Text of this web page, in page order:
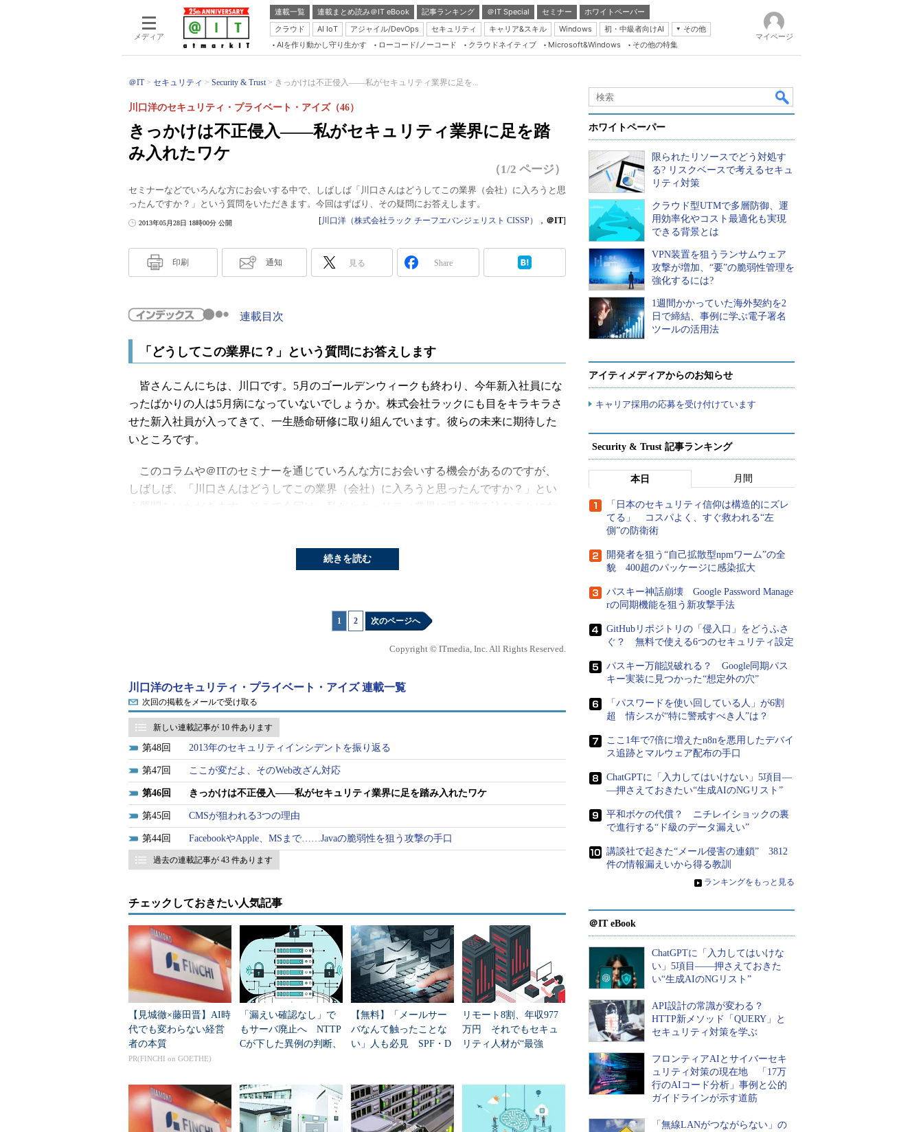
メディア
連載一覧 連載まとめ読み＠IT eBook 記事ランキング ＠IT Special セミナー
ホワイトペーパー
クラウド
AI IoT アジャイル/DevOps セキュリティ キャリア&スキル Windows 初・中級者向けAI
その他
Server & Storage
Java Agile
Database Expert
Linux ＆ OSS
Master of IP Network
Security & Trust
Test & Tools
Insider.NET
AIを作り動かし守り生かす ローコード/ノーコード クラウドネイティブ Microsoft&Windows その他の特集
マイページ
＠IT セキュリティ Security & Trust きっかけは不正侵入――私がセキュリティ業界に足を...
きっかけは不正侵入――私がセキュリティ業界に足を踏
み入れたワケ
川口洋のセキュリティ・プライベート・アイズ（46）
（1/2 ページ）
セミナーなどでいろんな方にお会いする中で、しばしば「川口さんはどうしてこの業界（会社）に入ろうと思
ったんですか？」という質問をいただきます。今回はずばり、その疑問にお答えします。
2013年05月28日 18時00分 公開 [川口洋（株式会社ラック チーフエバンジェリスト CISSP） ， ＠IT]
印刷 通知 見る Share
連載目次
「どうしてこの業界に？」という質問にお答えします
皆さんこんにちは、川口です。5月のゴールデンウィークも終わり、今年新入社員にな
ったばかりの人は5月病になっていないでしょうか。株式会社ラックにも目をキラキラさ
せた新入社員が入ってきて、一生懸命研修に取り組んでいます。彼らの未来に期待した
いところです。
このコラムや＠ITのセミナーを通じていろんな方にお会いする機会があるのですが、
しばしば、「川口さんはどうしてこの業界（会社）に入ろうと思ったんですか？」とい
きっかけは、大学院時代の不正侵入
不正侵入です。これを機に、セキュリティを意識するようになりました。
当時、私が所属する研究室では、大学院生がシステムを管理する伝統となっていまし
ログを眺めていたところ、ふとあるメールが目に留まりました。
誰かサーバで sn1ffer というプログラムを動かしていますか？
サーバが /dev/xdd21/sn1ff/sn1ffer というプログラムが多数動いて過負荷に
なっていたので再起動しておきました。
知っている人は教えてください。
1カ月前に、研究室の先生がサーバの負荷状態についてこのようなメールを送っていた
のです。そのメールが送られた当時、私は学部生で卒業論文作成に追われていたうえ、
先輩の管理者が在籍していたこともあって全く気に留めていませんでした。しかし、こ
のときは「sn1ffer」という名前がひっかかったのです。
もじったものです。春休みの間に有り余る時間を使ってネットの海を泳いでいる間に
「Shadow Penguin Security」（懐かしい人もいることでしょう）などを見ていたおかげ
で、snifferという盗聴プログラムが存在することをたまたま知っていたのです。
「盗聴？ え？ そんなことあるの？」と軽くパニックになった私は、問題のサーバにロ
グインしてみました。いくつかコマンドをたたいて調べてみた結果は以下のようなもの
でした。
/dev/xdd21/というディレクトリは/devディレクトリで lsコマンドを実行しても表示さ
れない
その非表示ディレクトリ（/dev/xdd21/）にいくつかのプログラムが配置されている
ls、ps、pstree、netstatなどのプログラムが配置されている（トロイの木馬と推定）
続きを読む
1 2 次のページへ
Copyright © ITmedia, Inc. All Rights Reserved.
川口洋のセキュリティ・プライベート・アイズ 連載一覧
次回の掲載をメールで受け取る
新しい連載記事が 10 件あります
48 2013年のセキュリティインシデントを振り返る
47 ここが変だよ、そのWeb改ざん対応
46 きっかけは不正侵入――私がセキュリティ業界に足を踏み入れたワケ
45 CMSが狙われる3つの理由
44 FacebookやApple、MSまで……Javaの脆弱性を狙う攻撃の手口
過去の連載記事が 43 件あります
チェックしておきたい人気記事
【見城徹×藤田晋】AI時
代でも変わらない経営
者の本質
PR(FINCHI on GOETHE)
「漏えい確認なし」で
もサーバ廃止へ NTTP
Cが下した異例の判断、
【無料】「メールサー
バなんて触ったことな
い」人も必見 SPF・D
ジ
リモート8割、年収977
万円 それでもセキュ
リティ人材が“最強
ホワイトペーパー
限られたリソースでどう対処す
る? リスクベースで考えるセキュ
リティ対策
クラウド型UTMで多層防御、運
用効率化やコスト最適化も実現
できる背景とは
VPN装置を狙うランサムウェア
攻撃が増加、“要”の脆弱性管理を
強化するには?
1週間かかっていた海外契約を2
日で締結、事例に学ぶ電子署名
ツールの活用法
アイティメディアからのお知らせ
キャリア採用の応募を受け付けています
Security & Trust 記事ランキング
本日 月間
「日本のセキュリティ信仰は構造的にズレ
てる」 コスパよく、すぐ救われる“左
側”の防衛術
開発者を狙う“自己拡散型npmワーム”の全
貌 400超のパッケージに感染拡大
パスキー神話崩壊 Google Password Manage
rの同期機能を狙う新攻撃手法
GitHubリポジトリの「侵入口」をどうふさ
ぐ？ 無料で使える6つのセキュリティ設定
パスキー万能説破れる？ Google同期パス
キー実装に見つかった“想定外の穴”
「パスワードを使い回している人」が6割
超 情シスが“特に警戒すべき人”は？
ここ1年で7倍に増えたn8nを悪用したデバイ
ス追跡とマルウェア配布の手口
ChatGPTに「入力してはいけない」5項目―
―押さえておきたい“生成AIのNGリスト”
平和ボケの代償？ ニチレイショックの裏
で進行する“ド級のデータ漏えい”
講談社で起きた“メール侵害の連鎖” 3812
件の情報漏えいから得る教訓
» ランキングをもっと見る
＠IT eBook
ChatGPTに「入力してはいけな
い」5項目――押さえておきた
い“生成AIのNGリスト”
API設計の常識が変わる？
HTTP新メソッド「QUERY」と
セキュリティ対策を学ぶ
フロンティアAIとサイバーセキ
ュリティ対策の現在地 「17万
行のAIコード分析」事例と公的
ガイドラインが示す道筋
「無線LANがつながらない」の